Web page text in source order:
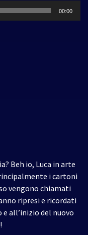
00:00
Beh io, Luca in arte
i cartoni
vengono chiamati
ripresi e ricordati
e all’inizio del nuovo